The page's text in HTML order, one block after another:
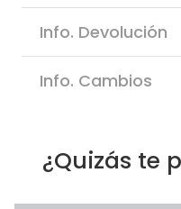
Info. Devolución
Info. Cambios
¿Quizás te